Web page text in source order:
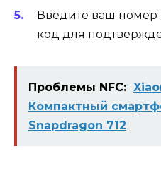
Введите ваш номер
код для
Проблемы NFC:
Компактный
Snapdragon 712